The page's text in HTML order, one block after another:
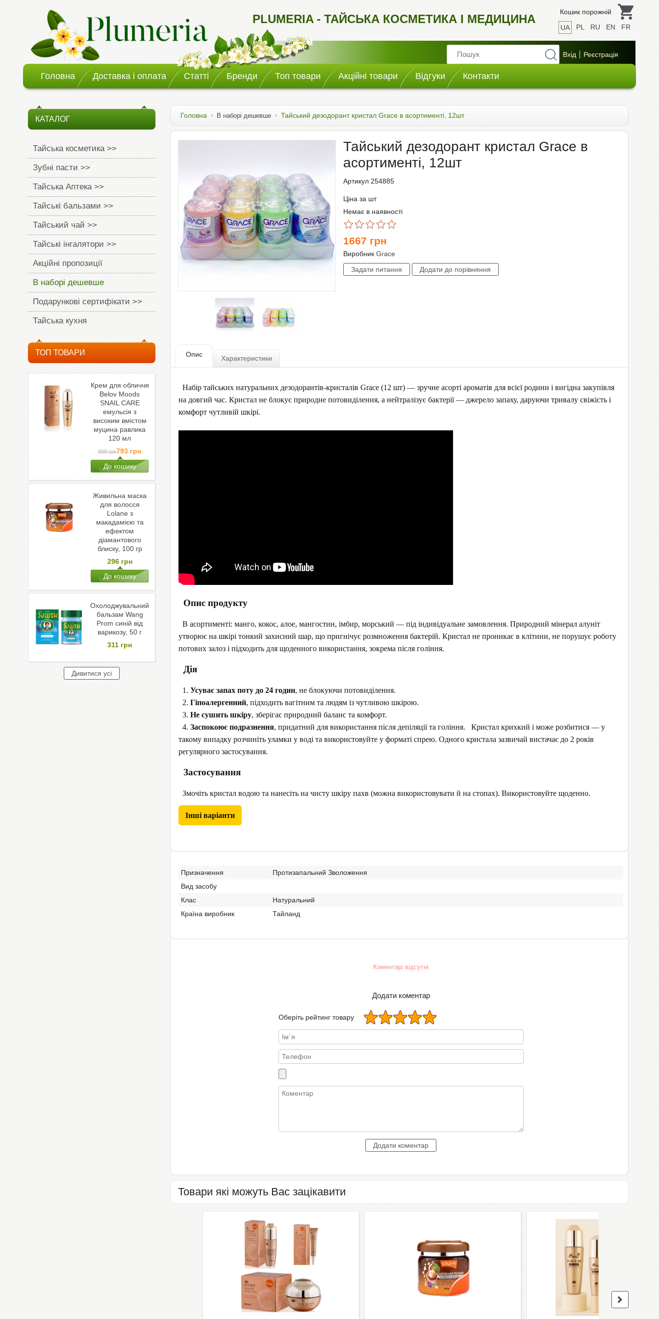
PLUMERIA - ТАЙСЬКА КОСМЕТИКА І МЕДИЦИНА
Кошик порожній
UA
PL RU EN FR
Головна Доставка і оплата Статті Бренди Топ товари Акційні товари Відгуки Контакти
КАТАЛОГ
Тайська косметика >>
Зубні пасти >>
Тайська Аптека >>
Тайські бальзами >>
Тайський чай >>
Тайські інгалятори >>
Акційні пропозиції
В наборі дешевше
Подарункові сертифікати >>
Тайська кухня
ТОП ТОВАРИ
Крем для обличчя
Belov Moods
SNAIL CARE
емульсія з
високим вмістом
муцина равлика
120 мл
888грн793 грн
Живильна маска
для волосся
Lolane з
макадамією та
ефектом
діамантового
блиску, 100 гр
296 грн
Охолоджувальний
бальзам Wang
Prom синій від
варикозу, 50 г
311 грн
Головна В наборі дешевше Тайський дезодорант кристал Grace в асортименті, 12шт
Тайський дезодорант кристал Grace в
асортименті, 12шт
Артикул 254885
Ціна за шт
Немає в наявності
1667 грн
Виробник Grace
Опис Характеристики
Набір тайських натуральних дезодорантів-кристалів Grace (12 шт) — зручне асорті ароматів для всієї родини і вигідна закупівля
на довгий час. Кристал не блокує природне потовиділення, а нейтралізує бактерії — джерело запаху, даруючи тривалу свіжість і
комфорт чутливій шкірі.
Опис продукту
В асортименті: манго, кокос, алое, мангостин, імбир, морський — під індивідуальне замовлення. Природний мінерал алуніт
утворює на шкірі тонкий захисний шар, що пригнічує розмноження бактерій. Кристал не проникає в клітини, не порушує роботу
потових залоз і підходить для щоденного використання, зокрема після гоління.
Дія
1. Усуває запах поту до 24 годин, не блокуючи потовиділення.
2. Гіпоалергенний, підходить вагітним та людям із чутливою шкірою.
3. Не сушить шкіру, зберігає природний баланс та комфорт.
4. Заспокоює подразнення, придатний для використання після депіляції та гоління. Кристал крихкий і може розбитися — у
такому випадку розчиніть уламки у воді та використовуйте у форматі спрею. Одного кристала зазвичай вистачає до 2 років
регулярного застосування.
Застосування
Змочіть кристал водою та нанесіть на чисту шкіру пахв (можна використовувати й на стопах). Використовуйте щоденно.
Інші варіанти
Призначення
Протизапальний Зволоження
Вид засобу
Клас
Натуральний
Країна виробник
Тайланд
Коментарі відсутні
Додати коментар
Оберіть рейтинг товару
Товари які можуть Вас зацікавити